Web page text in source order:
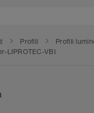
Profili
Profili
LIPROTEC-VBI